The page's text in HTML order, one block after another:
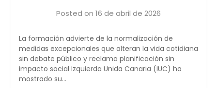
Posted on 16 de abril de 2026
La formación advierte de la normalización de
medidas excepcionales que alteran la vida cotidiana
sin debate público y reclama planificación sin
impacto social Izquierda Unida Canaria (IUC) ha
mostrado su…